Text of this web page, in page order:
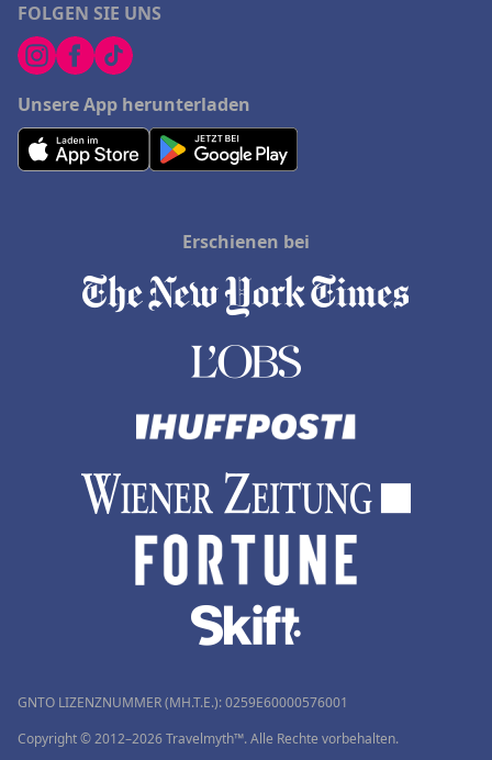
FOLGEN SIE UNS
Unsere App herunterladen
Erschienen bei
GNTO LIZENZNUMMER (MH.T.E.): 0259Ε60000576001
Copyright © 2012–2026 Travelmyth™. Alle Rechte vorbehalten.